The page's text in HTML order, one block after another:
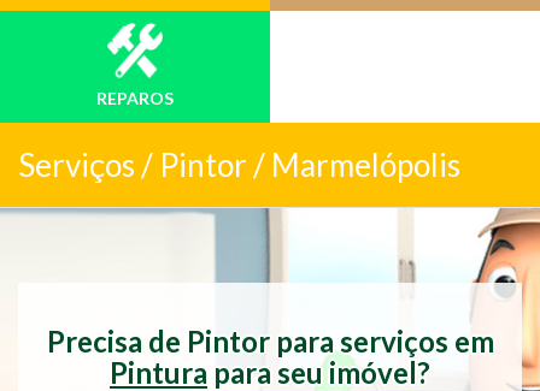
REPAROS
Serviços / Pintor / Marmelópolis
Precisa de Pintor para serviços em
Pintura para seu imóvel?